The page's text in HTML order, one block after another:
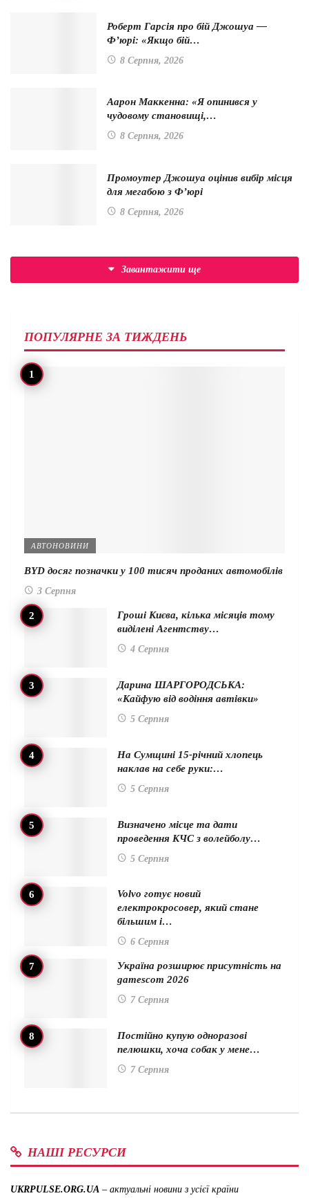
Роберт Гарсія про бій Джошуа —
Ф’юрі: «Якщо бій…
8 Серпня, 2026
Аарон Маккенна: «Я опинився у
чудовому становищі,…
8 Серпня, 2026
Промоутер Джошуа оцінив вибір місця
для мегабою з Ф’юрі
8 Серпня, 2026
Завантажити ще
ПОПУЛЯРНЕ ЗА ТИЖДЕНЬ
АВТОНОВИНИ
BYD досяг позначки у 100 тисяч проданих автомобілів
3 Серпня
Гроші Києва, кілька місяців тому
виділені Агентству…
4 Серпня
Дарина ШАРГОРОДСЬКА:
«Кайфую від водіння автівки»
5 Серпня
На Сумщині 15-річний хлопець
наклав на себе руки:…
5 Серпня
Визначено місце та дати
проведення КЧС з волейболу…
5 Серпня
Volvo готує новий
електрокросовер, який стане
більшим і…
6 Серпня
Україна розширює присутність на
gamescom 2026
7 Серпня
Постійно купую одноразові
пелюшки, хоча собак у мене…
7 Серпня
НАШІ РЕСУРСИ
UKRPULSE.ORG.UA – актуальні новини з усієї країни